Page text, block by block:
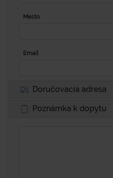
Mesto
Email
Doručovacia adresa
Poznámka k dopytu